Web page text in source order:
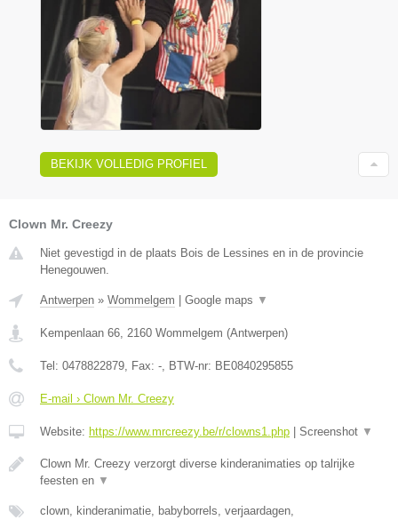
BEKIJK VOLLEDIG PROFIEL
Clown Mr. Creezy
Niet gevestigd in de plaats Bois de Lessines en in de provincie
Henegouwen.
Antwerpen » Wommelgem Google maps ▼
Kempenlaan 66, 2160 Wommelgem (Antwerpen)
Tel: 0478822879, Fax: -, BTW-nr: BE0840295855
E-mail › Clown Mr. Creezy
Website: https://www.mrcreezy.be/r/clowns1.php Screenshot ▼
Clown Mr. Creezy verzorgt diverse kinderanimaties op talrijke
feesten en ▼
clown, kinderanimatie, babyborrels, verjaardagen,